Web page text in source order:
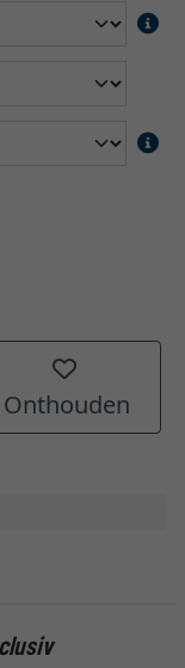
Onthouden